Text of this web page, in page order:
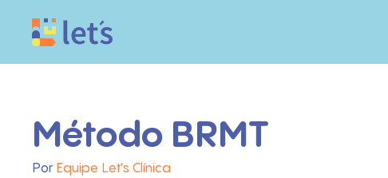
Método BRMT
Por Equipe Let's Clínica